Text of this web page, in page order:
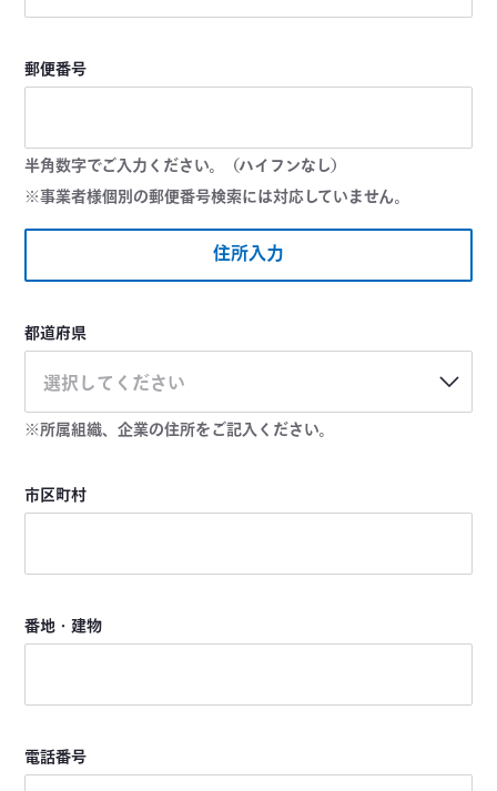
郵便番号
半角数字でご入力ください。（ハイフンなし）
※事業者様個別の郵便番号検索には対応していません。
住所入力
都道府県
選択してください
※所属組織、企業の住所をご記入ください。
市区町村
番地・建物
電話番号